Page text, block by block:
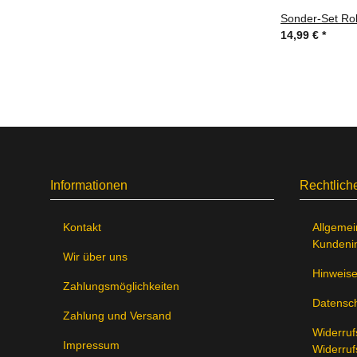
Sonder-Set
14,99 € *
Informationen
Kontakt
Wir über uns
Zahlungsmöglichkeiten
Zahlung und Versand
Impressum